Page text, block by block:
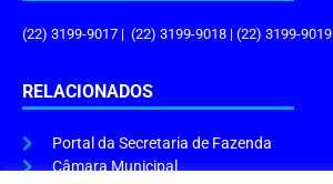
(22) 3199-9017 | (22) 3199-9018 | (22) 3199-9019
RELACIONADOS
Portal da Secretaria de Fazenda
Câmara Municipal